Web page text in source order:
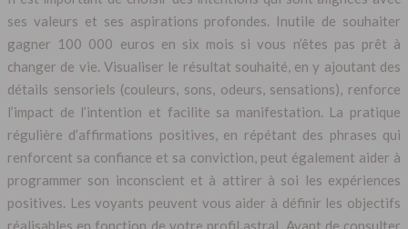
ses valeurs et ses aspirations profondes. Inutile de souhaiter
gagner 100 000 euros en six mois si vous n’êtes pas prêt à
changer de vie. Visualiser le résultat souhaité, en y ajoutant des
détails sensoriels (couleurs, sons, odeurs, sensations), renforce
l’impact de l’intention et facilite sa manifestation. La pratique
régulière d’affirmations positives, en répétant des phrases qui
renforcent sa confiance et sa conviction, peut également aider à
programmer son inconscient et à attirer à soi les expériences
positives. Les voyants peuvent vous aider à définir les objectifs
réalisables en fonction de votre profil astral. Avant de consulter